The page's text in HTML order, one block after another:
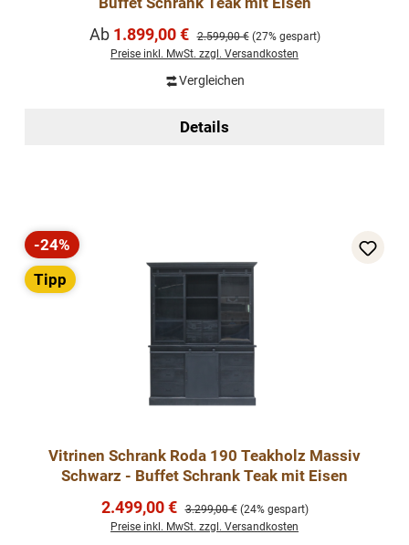
Verkaufspreis:
Ab 1.899,00 € Regulärer Preis:
2.599,00 € (27% gespart)
Preise inkl. MwSt. zzgl. Versandkosten
Vergleichen
Details
Rabatt
-24%
Tipp
Vitrinen Schrank Roda 190 Teakholz Massiv
Schwarz - Buffet Schrank Teak mit Eisen
Verkaufspreis:
2.499,00 € Regulärer Preis:
3.299,00 € (24% gespart)
Preise inkl. MwSt. zzgl. Versandkosten